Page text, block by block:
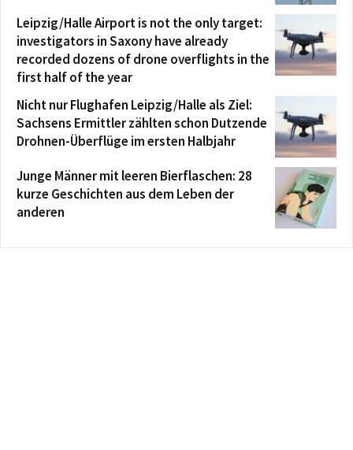
Leipzig/Halle Airport is not the only target:
investigators in Saxony have already
recorded dozens of drone overflights in the
first half of the year
Nicht nur Flughafen Leipzig/Halle als Ziel:
Sachsens Ermittler zählten schon Dutzende
Drohnen-Überflüge im ersten Halbjahr
Junge Männer mit leeren Bierflaschen: 28
kurze Geschichten aus dem Leben der
anderen